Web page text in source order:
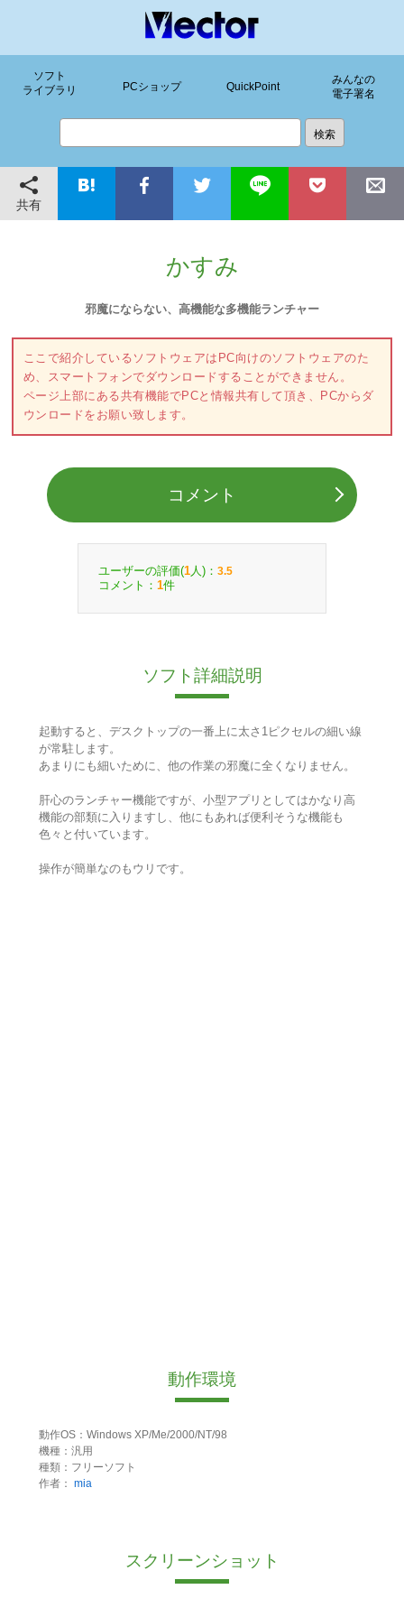
ソフト
ライブラリ
PCショップ QuickPoint
みんなの
電子署名
共有
かすみ
邪魔にならない、高機能な多機能ランチャー
ここで紹介しているソフトウェアはPC向けのソフトウェアのた
め、スマートフォンでダウンロードすることができません。
ページ上部にある共有機能でPCと情報共有して頂き、PCからダ
ウンロードをお願い致します。
コメント
ユーザーの評価(1 人)： 3.5
コメント： 1件
ソフト詳細説明
起動すると、デスクトップの一番上に太さ1ピクセルの細い線
が常駐します。
あまりにも細いために、他の作業の邪魔に全くなりません。
肝心のランチャー機能ですが、小型アプリとしてはかなり高
機能の部類に入りますし、他にもあれば便利そうな機能も
色々と付いています。
操作が簡単なのもウリです。
動作環境
動作OS：Windows XP/Me/2000/NT/98
機種：汎用
種類：フリーソフト
作者： mia
スクリーンショット